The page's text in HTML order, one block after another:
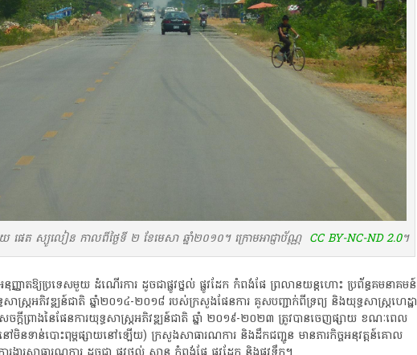
េត ស្យូលៀន កាលពីថ្ងៃទី ២ ខែមេសា ឆ្នាំ២០១០។ ក្រោមអាជ្ញាប័ណ្ណ CC BY-NC-ND 2.0។
ញ្ញាត​ឱ្យ​ប្រទេស​មួយ​ ដំណើរការ​ ដូច​ជា​ផ្លូវថ្នល់​ ផ្លូវដែក​ កំពង់​ផែ​ ព្រ​លាន​យន្តហោះ​ ប្រព័ន្ធ​គមនាគមន៍​
ស្ត្រ​អភិវឌ្ឍន៍​ជាតិ​ ឆ្នាំ​២០១៤-២០១៨​ របស់​ក្រសួងផែនការ​ គូសបញ្ជាក់​ពី​ទ្រព្យ​ និង​យុទ្ធសាស្ត្រ​ហេ​ដ្ឋា​
េចក្តី​ព្រាង​នៃ​ផែនការ​យុទ្ធសាស្ត្រ​អភិវឌ្ឍន៍​ជាតិ​ ឆ្នាំ​ ២០១៩-២០២៣​ ត្រូវ​បាន​ចេញផ្សាយ​ ខណៈ​ពេល​
ន​ទាន់​បោះពុម្ពផ្សាយ​នៅឡើយ​)​ ក្រសួង​សាធារណការ​ និង​ដឹក​ជញ្ជូន​ មាន​ភារកិច្ច​អនុវត្តន៍​គោល